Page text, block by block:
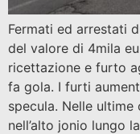
Fermati ed arrestati
del valore di 4mila
ricettazione e furto
fa gola. I furti
specula. Nelle
nell’alto jonio lungo